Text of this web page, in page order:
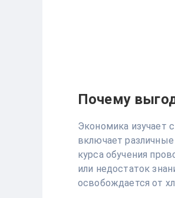
Почему
Экономика изучает
включает
курса обучения
или недостаток
освобождается от